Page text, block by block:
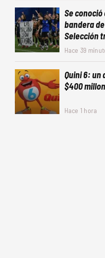
Se
bandera
Selección
Hace 39
Quini 6: un
$400
Hace 1 hora